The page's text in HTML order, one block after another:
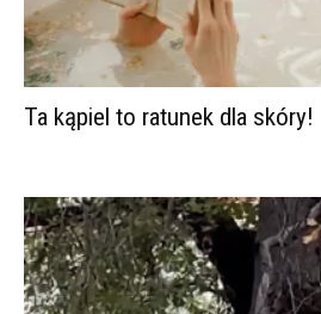
Ta kąpiel to ratunek dla skóry!